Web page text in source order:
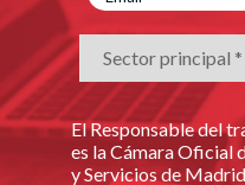
El Responsable del
es la Cámara Oficial
y Servicios de